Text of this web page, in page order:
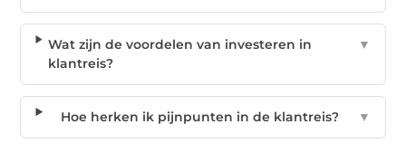
Wat zijn de voordelen van investeren in
klantreis?
▼
Hoe herken ik pijnpunten in de klantreis? ▼